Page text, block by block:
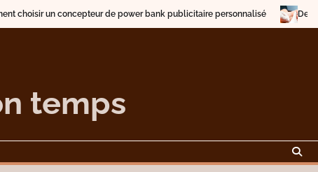
power bank publicitaire personnalisé Description et traitement des
temps